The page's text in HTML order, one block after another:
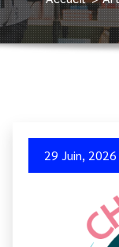
29 Juin, 2026